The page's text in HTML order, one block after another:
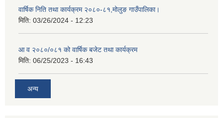
वार्षिक निति तथा कार्यक्रम २०८०-८१,मोलुङ गाउँपालिका।
मिति: 03/26/2024 - 12:23
आ व २०८०/०८१ को वार्षिक बजेट तथा कार्यक्रम
मिति: 06/25/2023 - 16:43
अन्य